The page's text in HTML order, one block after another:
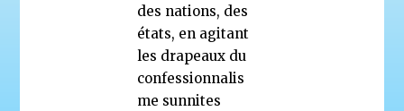
des nations, des
états, en agitant
les drapeaux du
confessionnalis
me sunnites